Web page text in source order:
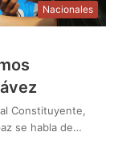
Nacionales
Constituyente,
se habla de…